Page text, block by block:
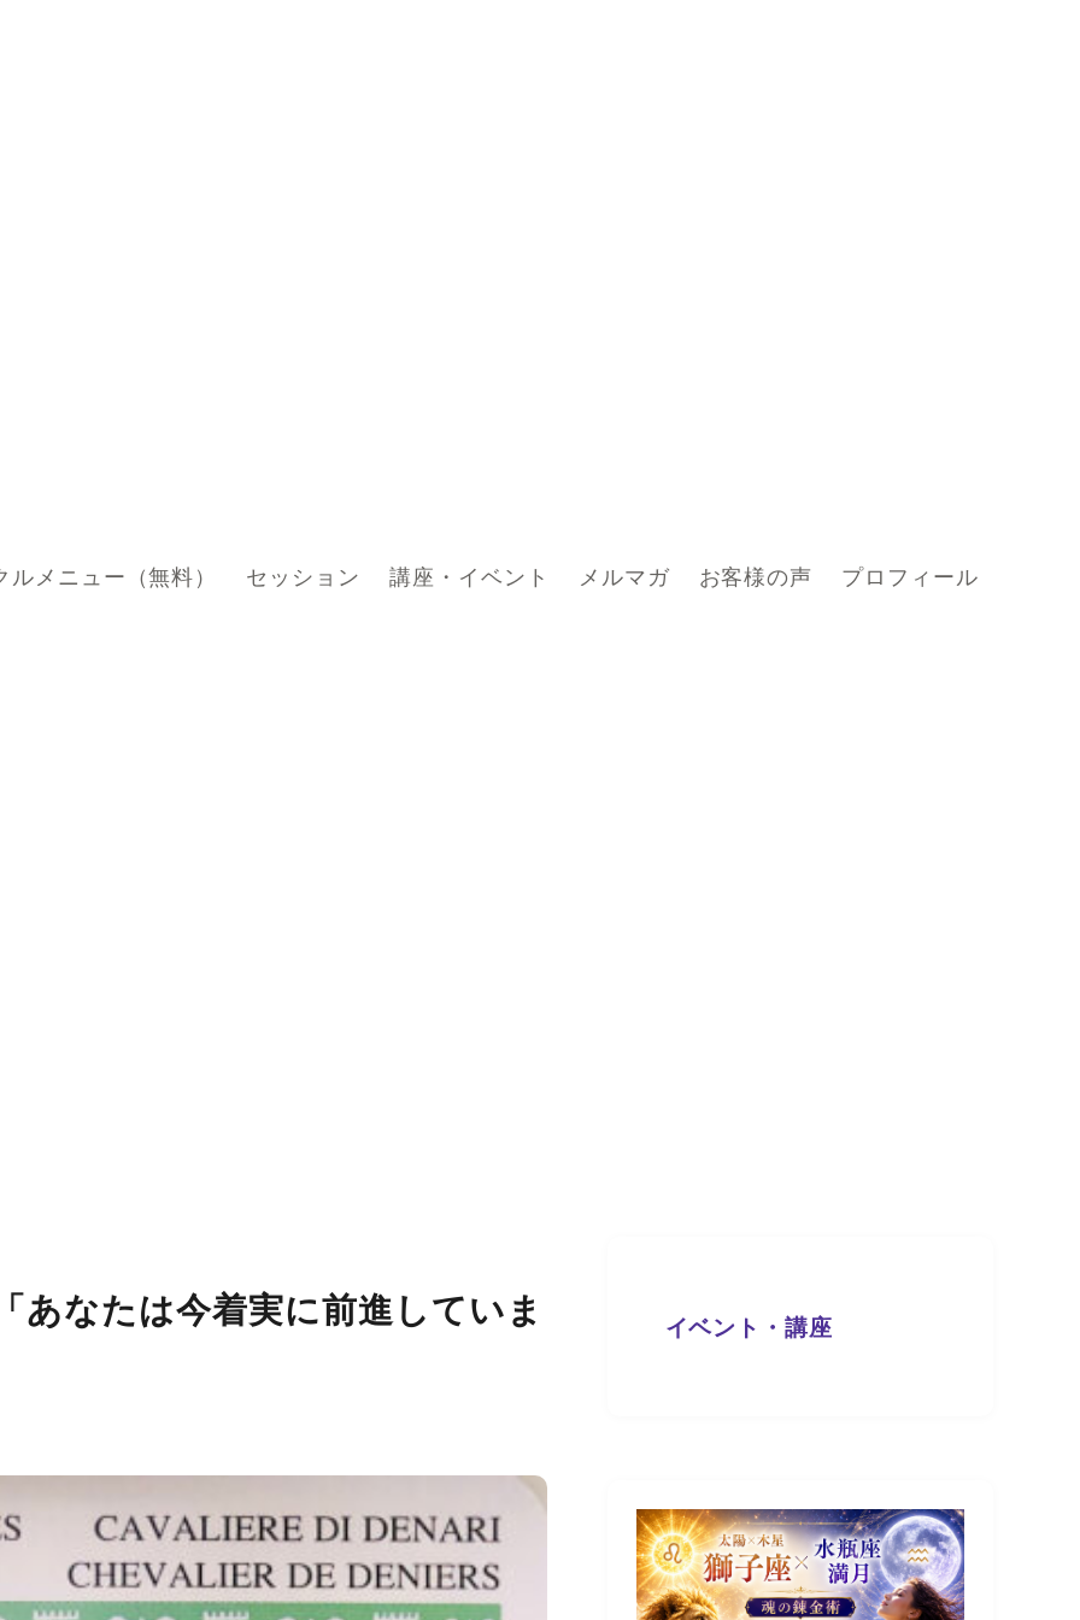
ルメニュー（無料） セッション 講座・イベント メルマガ お客様の声 プロフィール
あなたは今着実に前進していま イベント・講座